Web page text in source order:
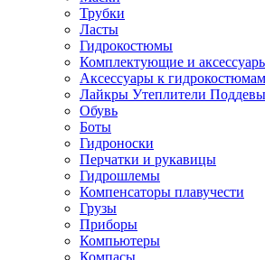
Трубки
Ласты
Гидрокостюмы
Комплектующие и
Аксессуары к гидрокостюмам
Лайкры Утеплители Поддевы
Обувь
Боты
Гидроноски
Перчатки и рукавицы
Гидрошлемы
Компенсаторы плавучести
Грузы
Приборы
Компьютеры
Компасы